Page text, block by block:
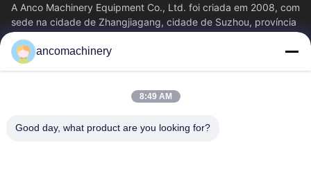
A Anco Machinery Equipment Co., Ltd. foi criada em 2008, com
sede na cidade de Zhangjiagang, cidade de Suzhou, província
de Jiangsu.
Links Rápidos
Quem Somos
Fábrica
Controle De Qualidade
ancomachinery
8:49 AM
Good day, what product are you looking for?